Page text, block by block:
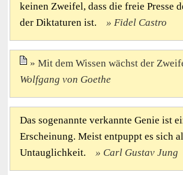
keinen Zweifel, dass die freie Presse
der Diktaturen ist.
Fidel Castro
Mit dem Wissen wächst der
Wolfgang von Goethe
Das sogenannte verkannte Genie ist
Erscheinung. Meist entpuppt es sich
Untauglichkeit.
Carl Gustav Jung